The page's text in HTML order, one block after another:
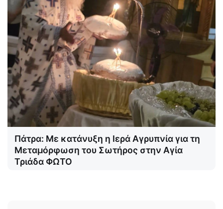
Πάτρα: Με κατάνυξη η Ιερά Αγρυπνία για τη
Μεταμόρφωση του Σωτήρος στην Αγία
Τριάδα ΦΩΤΟ